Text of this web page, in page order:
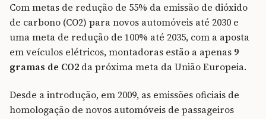
Com metas de redução de 55% da emissão de dióxido
de carbono (CO2) para novos automóveis até 2030 e
uma meta de redução de 100% até 2035, com a aposta
em veículos elétricos, montadoras estão a apenas 9
gramas de CO2 da próxima meta da União Europeia.
Desde a introdução, em 2009, as emissões oficiais de
homologação de novos automóveis de passageiros